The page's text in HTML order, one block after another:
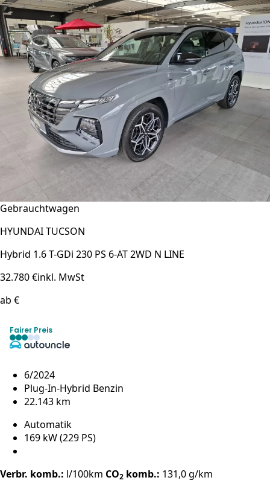
Gebrauchtwagen
HYUNDAI TUCSON
Hybrid 1.6 T-GDi 230 PS 6-AT 2WD N LINE
32.780 €inkl. MwSt
ab €
Fairer Preis
6/2024
Plug-In-Hybrid Benzin
22.143 km
Automatik
169 kW (229 PS)
Verbr. komb.: l/100km CO2 komb.: 131,0 g/km